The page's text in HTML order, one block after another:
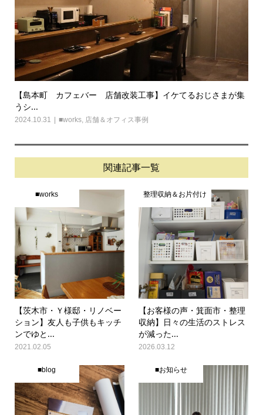
【島本町 カフェバー 店舗改装工事】イケてるおじさまが集
うシ...
2024.10.31 ■works, 店舗＆オフィス事例
関連記事一覧
■works
【茨木市・Ｙ様邸・リノベー
ション】友人も子供もキッチ
ンでゆと...
2021.02.05
整理収納＆お片付け
【お客様の声・箕面市・整理
収納】日々の生活のストレス
が減った...
2026.03.12
■blog ■お知らせ